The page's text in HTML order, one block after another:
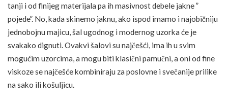
tanji i od finijeg materijala pa ih masivnost debele jakne ”
pojede”. No, kada skinemo jaknu, ako ispod imamo i najobičniju
jednobojnu majicu, šal ugodnog i modernog uzorka će je
svakako dignuti. Ovakvi šalovi su najčešći, ima ih u svim
mogućim uzorcima, a mogu biti klasični pamučni, a oni od fine
viskoze se najčešće kombiniraju za poslovne i svečanije prilike
na sako ili košuljicu.